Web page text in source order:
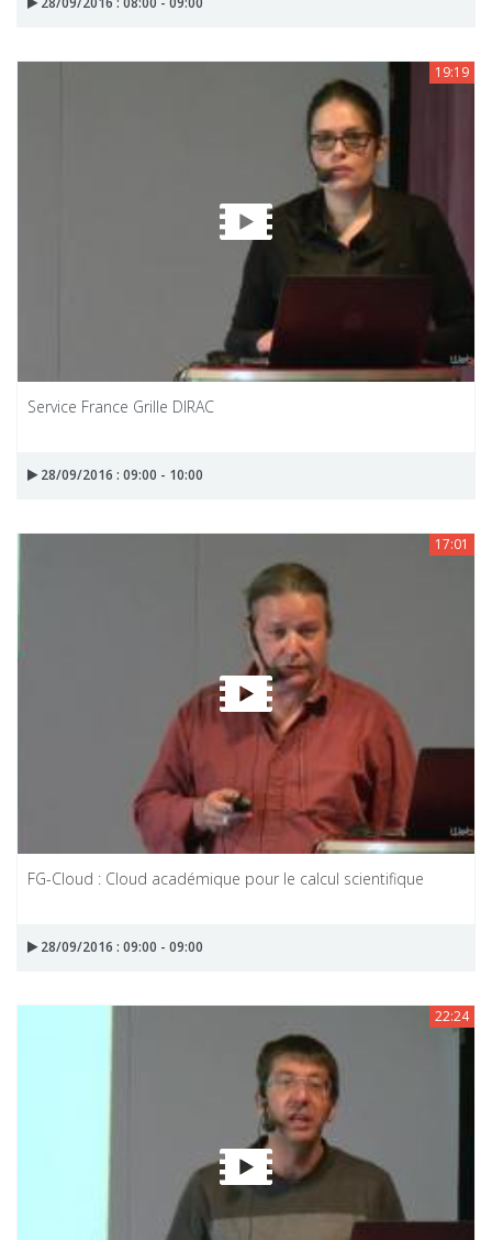
19:19
Service France Grille DIRAC
28/09/2016 : 09:00 - 10:00
17:01
FG-Cloud : Cloud académique pour le calcul scientifique
28/09/2016 : 09:00 - 09:00
22:24